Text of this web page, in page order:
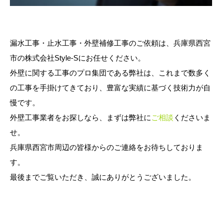
漏水工事・止水工事・外壁補修工事のご依頼は、兵庫県西宮
市の株式会社Style-Sにお任せください。
外壁に関する工事のプロ集団である弊社は、これまで数多く
の工事を手掛けてきており、豊富な実績に基づく技術力が自
慢です。
外壁工事業者をお探しなら、まずは弊社に ご相談 くださいま
せ。
兵庫県西宮市周辺の皆様からのご連絡をお待ちしておりま
す。
最後までご覧いただき、誠にありがとうございました。